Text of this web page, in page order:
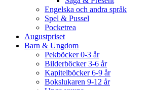
Engelska och andra språk
Spel & Pussel
Pocketrea
Augustpriset
Barn & Ungdom
Pekböcker 0-3 år
Bilderböcker 3-6 år
Kapitelböcker 6-9 år
Bokslukaren 9-12 år